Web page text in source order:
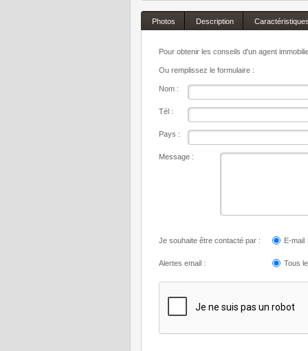
Photos Description
Pour obtenir les conseils d'un agent
Ou remplissez le formulaire :
Nom :
Tél :
Pays :
Message :
Je souhaite être contacté par : E-mail
Alertes email : Tous